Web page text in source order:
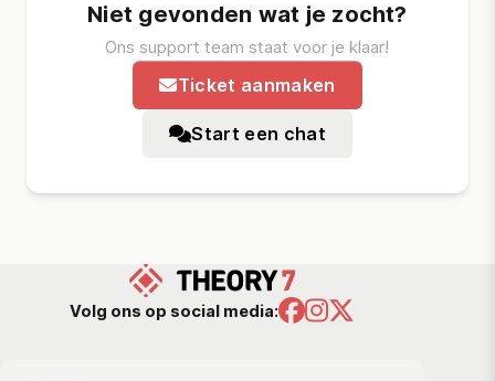
Niet gevonden wat je zocht?
Ons support team staat voor je klaar!
Ticket aanmaken
Start een chat
Volg ons op social media: